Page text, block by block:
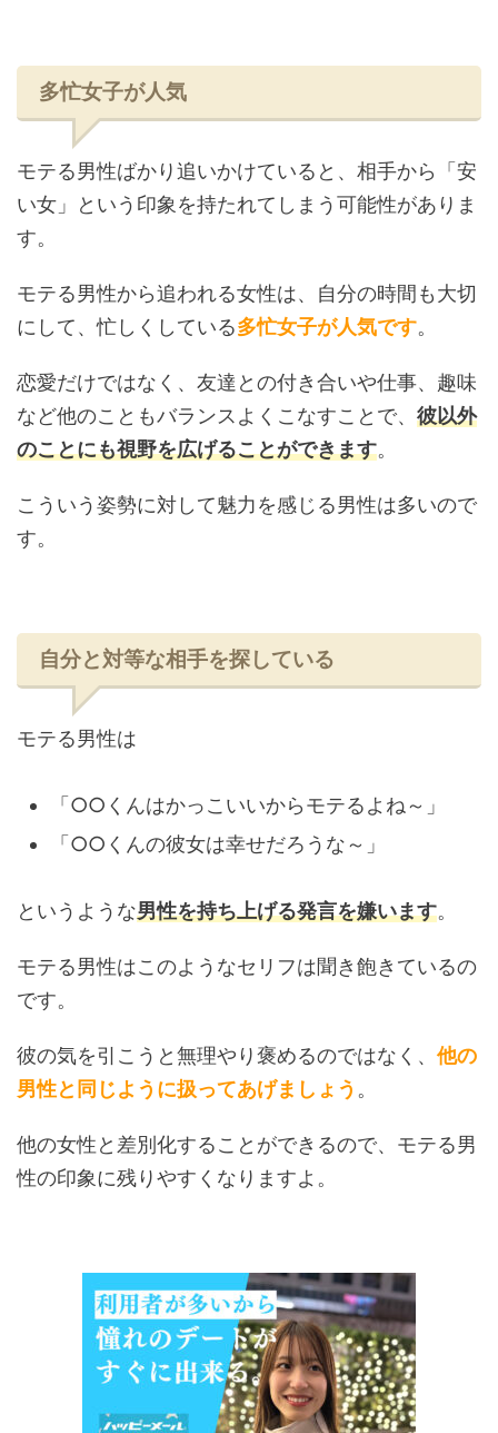
多忙女子が人気
モテる男性ばかり追いかけていると、相手から「安
い女」という印象を持たれてしまう可能性がありま
す。
モテる男性から追われる女性は、自分の時間も大切
にして、忙しくしている多忙女子が人気です。
恋愛だけではなく、友達との付き合いや仕事、趣味
など他のこともバランスよくこなすことで、 彼以外
のことにも視野を広げることができます。
こういう姿勢に対して魅力を感じる男性は多いので
す。
自分と対等な相手を探している
モテる男性は
「○○くんはかっこいいからモテるよね～」
「○○くんの彼女は幸せだろうな～」
というような男性を持ち上げる発言を嫌います。
モテる男性はこのようなセリフは聞き飽きているの
です。
彼の気を引こうと無理やり褒めるのではなく、 他の
男性と同じように扱ってあげましょう 。
他の女性と差別化することができるので、モテる男
性の印象に残りやすくなりますよ。